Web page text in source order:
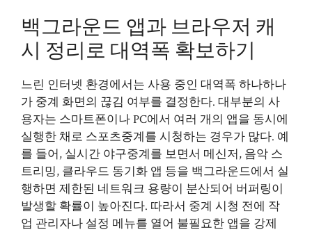
백그라운드 앱과 브라우저 캐
시 정리로 대역폭 확보하기
느린 인터넷 환경에서는 사용 중인 대역폭 하나하나
가 중계 화면의 끊김 여부를 결정한다. 대부분의 사
용자는 스마트폰이나 PC에서 여러 개의 앱을 동시에
실행한 채로 스포츠중계를 시청하는 경우가 많다. 예
를 들어, 실시간 야구중계를 보면서 메신저, 음악 스
트리밍, 클라우드 동기화 앱 등을 백그라운드에서 실
행하면 제한된 네트워크 용량이 분산되어 버퍼링이
발생할 확률이 높아진다. 따라서 중계 시청 전에 작
업 관리자나 설정 메뉴를 열어 불필요한 앱을 강제